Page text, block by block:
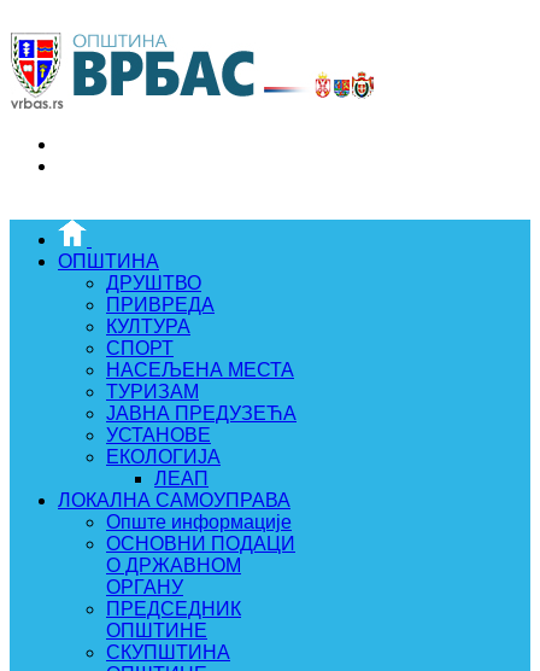
ОПШТИНА
ДРУШТВО
ПРИВРЕДА
КУЛТУРА
СПОРТ
НАСЕЉЕНА МЕСТА
ТУРИЗАМ
ЈАВНА ПРЕДУЗЕЋА
УСТАНОВЕ
ЕКОЛОГИЈА
ЛЕАП
ЛОКАЛНА САМОУПРАВА
Опште информације
ОСНОВНИ ПОДАЦИ
О ДРЖАВНОМ
ОРГАНУ
ПРЕДСЕДНИК
ОПШТИНЕ
СКУПШТИНА